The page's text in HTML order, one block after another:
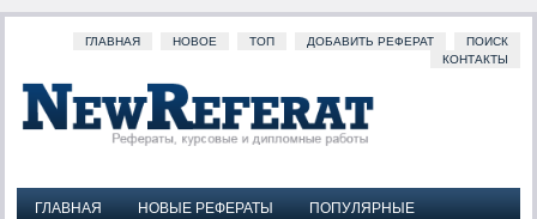
ГЛАВНАЯ НОВОЕ ТОП ДОБАВИТЬ РЕФЕРАТ
ПОИСК
КОНТАКТЫ
ГЛАВНАЯ НОВЫЕ РЕФЕРАТЫ
ПОПУЛЯРНЫЕ